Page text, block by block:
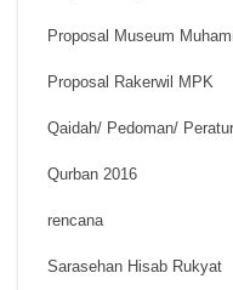
Proposal Museum
Proposal Rakerwil MPK
Qaidah/ Pedoman/
Qurban 2016
rencana
Sarasehan Hisab Rukyat